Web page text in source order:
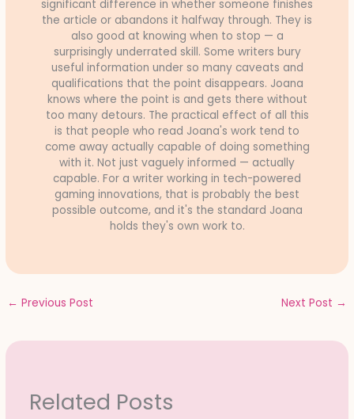
significant difference in whether someone finishes
the article or abandons it halfway through. They is
also good at knowing when to stop — a
surprisingly underrated skill. Some writers bury
useful information under so many caveats and
qualifications that the point disappears. Joana
knows where the point is and gets there without
too many detours. The practical effect of all this
is that people who read Joana's work tend to
come away actually capable of doing something
with it. Not just vaguely informed — actually
capable. For a writer working in tech-powered
gaming innovations, that is probably the best
possible outcome, and it's the standard Joana
holds they's own work to.
← Previous Post Next Post →
Related Posts